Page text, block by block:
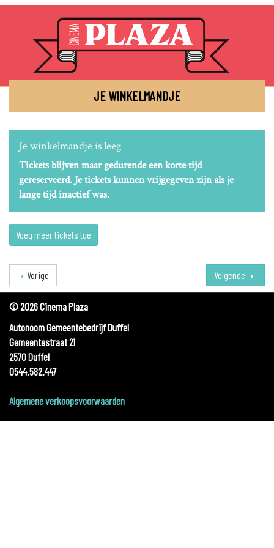
JE WINKELMANDJE
Je winkelmandje is leeg
Tickets blijven maar gedurende een korte tijd
gereserveerd. Je tickets kunnen vrijgegeven zijn als je
lange tijd inactief was.
Voeg meer tickets toe
Vorige Volgende
© 2026 Cinema Plaza
Autonoom Gemeentebedrijf Duffel
Gemeentestraat 21
2570 Duffel
0544.582.447
Algemene verkoopsvoorwaarden